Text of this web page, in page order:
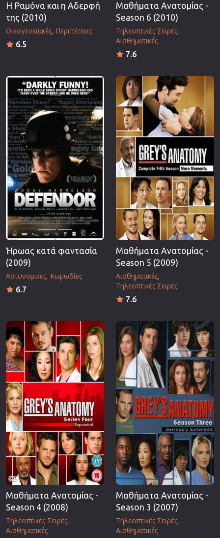
Η Ραμόνα και η Αδερφή
της (2010)
Οικογενειακές Περιπέτειες
6.5
Μαθήματα Ανατομίας -
Season 6 (2010)
Τηλεοπτικές Σειρές
Αισθηματικές
7.6
Ήρωας κατά φαντασία
(2009)
Αστυνομικές Κωμωδίες
6.7
Μαθήματα Ανατομίας -
Season 5 (2009)
Αισθηματικές
Τηλεοπτικές Σειρές
7.6
Μαθήματα Ανατομίας -
Season 4 (2008)
Τηλεοπτικές Σειρές
Αισθηματικές
Μαθήματα Ανατομίας -
Season 3 (2007)
Τηλεοπτικές Σειρές
Αισθηματικές